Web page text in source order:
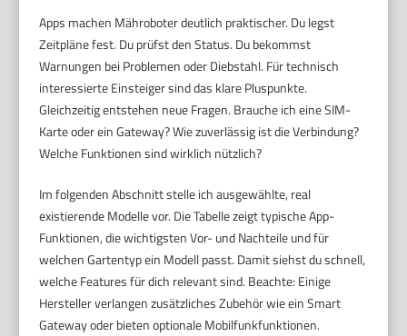
Apps machen Mähroboter deutlich praktischer. Du legst
Zeitpläne fest. Du prüfst den Status. Du bekommst
Warnungen bei Problemen oder Diebstahl. Für technisch
interessierte Einsteiger sind das klare Pluspunkte.
Gleichzeitig entstehen neue Fragen. Brauche ich eine SIM-
Karte oder ein Gateway? Wie zuverlässig ist die Verbindung?
Welche Funktionen sind wirklich nützlich?
Im folgenden Abschnitt stelle ich ausgewählte, real
existierende Modelle vor. Die Tabelle zeigt typische App-
Funktionen, die wichtigsten Vor- und Nachteile und für
welchen Gartentyp ein Modell passt. Damit siehst du schnell,
welche Features für dich relevant sind. Beachte: Einige
Hersteller verlangen zusätzliches Zubehör wie ein Smart
Gateway oder bieten optionale Mobilfunkfunktionen.